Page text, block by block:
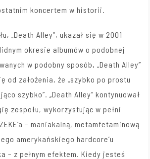
koncertem w historii.
„Death Alley”, ukazał się w 2001
okresie albumów o podobnej
w podobny sposób, „Death Alley”
od założenia, że ​​„szybko po prostu
szybko”. „Death Alley” kontynuował
zespołu, wykorzystując w pełni
– maniakalną, metamfetaminową
amerykańskiego hardcore’u
– z pełnym efektem. Kiedy jesteś